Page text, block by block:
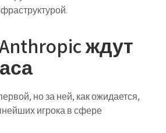
ждут
но за ней, как ожидается,
игрока в сфере